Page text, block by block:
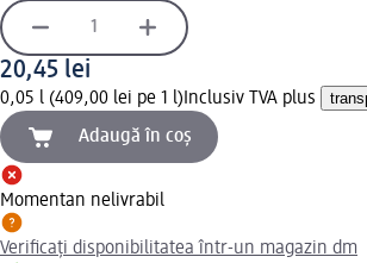
20,45 lei
0,05 l (409,00 lei pe 1 l) Inclusiv TVA plus
Adaugă în coș
Momentan nelivrabil
Verificați disponibilitatea într-un magazin dm